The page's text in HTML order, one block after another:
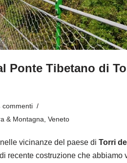
Ponte Tibetano di
commenti
& Montagna, Veneto
vicinanze del paese di Torri
di recente costruzione che abbiamo